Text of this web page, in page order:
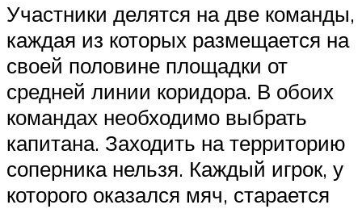
Участники делятся на две команды,
каждая из которых размещается на
своей половине площадки от
средней линии коридора. В обоих
командах необходимо выбрать
капитана. Заходить на территорию
соперника нельзя. Каждый игрок, у
которого оказался мяч, старается